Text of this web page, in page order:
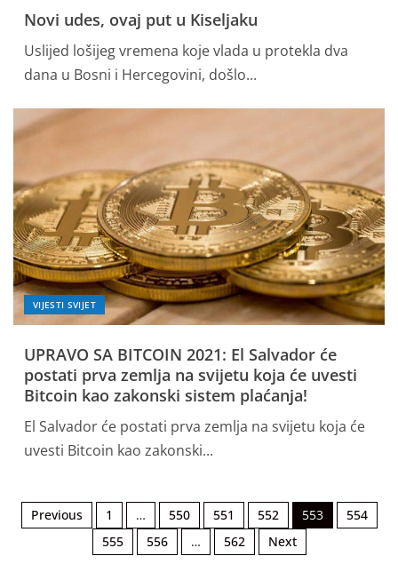
Novi udes, ovaj put u Kiseljaku
Uslijed lošijeg vremena koje vlada u protekla dva
dana u Bosni i Hercegovini, došlo...
VIJESTI SVIJET
UPRAVO SA BITCOIN 2021: El Salvador će
postati prva zemlja na svijetu koja će uvesti
Bitcoin kao zakonski sistem plaćanja!
El Salvador će postati prva zemlja na svijetu koja će
uvesti Bitcoin kao zakonski...
Previous 1 … 550 551 552 553
554
555
556 … 562 Next